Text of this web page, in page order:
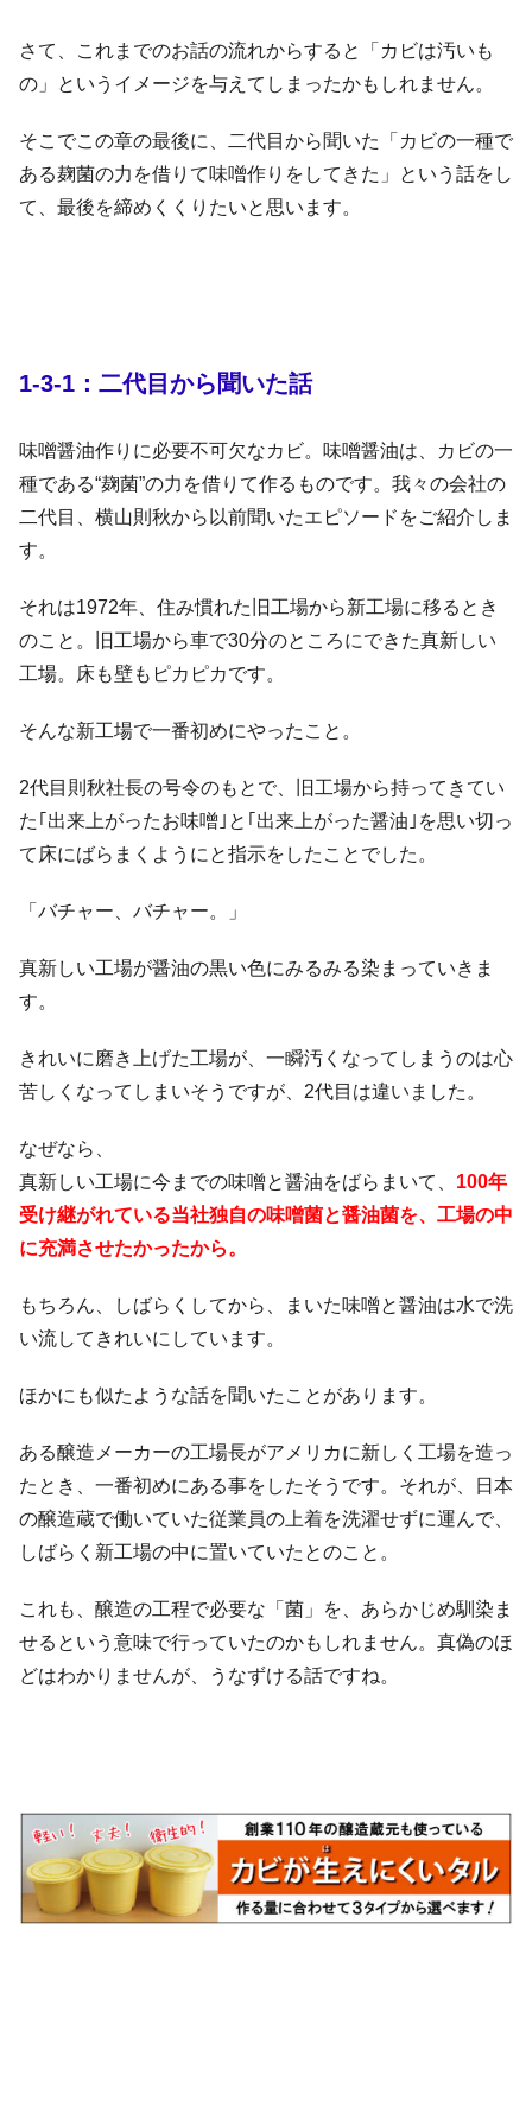
さて、これまでのお話の流れからすると「カビは汚いも
の」というイメージを与えてしまったかもしれません。
そこでこの章の最後に、二代目から聞いた「カビの一種で
ある麹菌の力を借りて味噌作りをしてきた」という話をし
て、最後を締めくくりたいと思います。
1-3-1：二代目から聞いた話
味噌醤油作りに必要不可欠なカビ。味噌醤油は、カビの一
種である“麹菌”の力を借りて作るものです。我々の会社の
二代目、横山則秋から以前聞いたエピソードをご紹介しま
す。
それは1972年、住み慣れた旧工場から新工場に移るとき
のこと。旧工場から車で30分のところにできた真新しい
工場。床も壁もピカピカです。
そんな新工場で一番初めにやったこと。
2代目則秋社長の号令のもとで、旧工場から持ってきてい
た｢出来上がったお味噌｣と｢出来上がった醤油｣を思い切っ
て床にばらまくようにと指示をしたことでした。
「バチャー、バチャー。」
真新しい工場が醤油の黒い色にみるみる染まっていきま
す。
きれいに磨き上げた工場が、一瞬汚くなってしまうのは心
苦しくなってしまいそうですが、2代目は違いました。
なぜなら、
真新しい工場に今までの味噌と醤油をばらまいて、 100年
受け継がれている当社独自の味噌菌と醤油菌を、工場の中
に充満させたかったから。
もちろん、しばらくしてから、まいた味噌と醤油は水で洗
い流してきれいにしています。
ほかにも似たような話を聞いたことがあります。
ある醸造メーカーの工場長がアメリカに新しく工場を造っ
たとき、一番初めにある事をしたそうです。それが、日本
の醸造蔵で働いていた従業員の上着を洗濯せずに運んで、
しばらく新工場の中に置いていたとのこと。
これも、醸造の工程で必要な「菌」を、あらかじめ馴染ま
せるという意味で行っていたのかもしれません。真偽のほ
どはわかりませんが、うなずける話ですね。